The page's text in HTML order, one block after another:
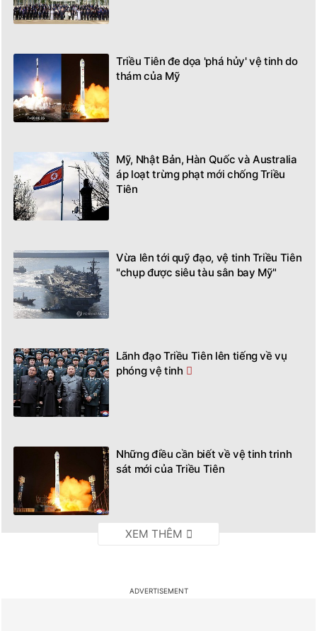
Triều Tiên đe dọa 'phá hủy' vệ tinh do
thám của Mỹ
Mỹ, Nhật Bản, Hàn Quốc và Australia
áp loạt trừng phạt mới chống Triều
Tiên
Vừa lên tới quỹ đạo, vệ tinh Triều Tiên
"chụp được siêu tàu sân bay Mỹ"
Lãnh đạo Triều Tiên lên tiếng về vụ
phóng vệ tinh
Những điều cần biết về vệ tinh trinh
sát mới của Triều Tiên